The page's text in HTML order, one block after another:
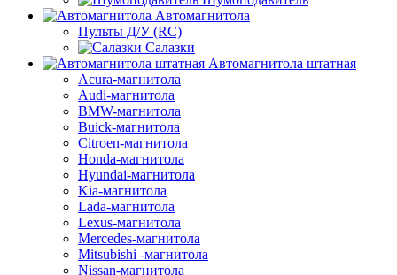
Автомагнитола
Пульты Д/У (RC)
Салазки
Автомагнитола штатная
Acura-магнитола
Audi-магнитола
BMW-магнитола
Buick-магнитола
Citroen-магнитола
Honda-магнитола
Hyundai-магнитола
Kia-магнитола
Lada-магнитола
Lexus-магнитола
Mercedes-магнитола
Mitsubishi -магнитола
Nissan-магнитола